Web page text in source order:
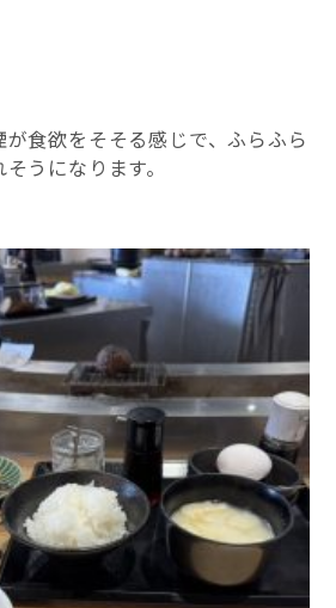
食欲をそそる感じで、ふらふら
うになります。